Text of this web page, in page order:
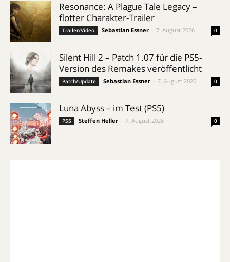
Resonance: A Plague Tale Legacy –
flotter Charakter-Trailer
Trailer/Video Sebastian Essner 7. August 2026 0
Silent Hill 2 – Patch 1.07 für die PS5-
Version des Remakes veröffentlicht
Patch/Update Sebastian Essner 7. August 2026 0
Luna Abyss – im Test (PS5)
PS5 Steffen Heller 7. August 2026 0